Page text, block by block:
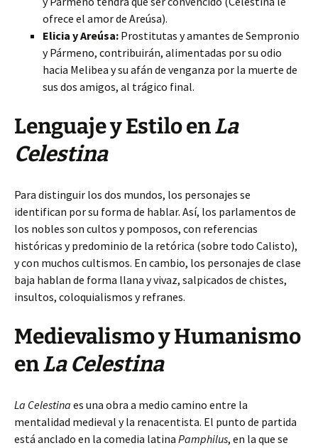
ofrece el amor de Areúsa).
Elicia y Areúsa: Prostitutas y amantes de Sempronio
y Pármeno, contribuirán, alimentadas por su odio
hacia Melibea y su afán de venganza por la muerte de
sus dos amigos, al trágico final.
Lenguaje y Estilo enLa
Celestina
Para distinguir los dos mundos, los personajes se
identifican por su forma de hablar. Así, los parlamentos de
los nobles son cultos y pomposos, con referencias
históricas y predominio de la retórica (sobre todo Calisto),
y con muchos cultismos. En cambio, los personajes de clase
baja hablan de forma llana y vivaz, salpicados de chistes,
insultos, coloquialismos y refranes.
Medievalismo y Humanismo
enLa Celestina
La Celestina es una obra a medio camino entre la
mentalidad medieval y la renacentista. El punto de partida
está anclado en la comedia latina Pamphilus, en la que se